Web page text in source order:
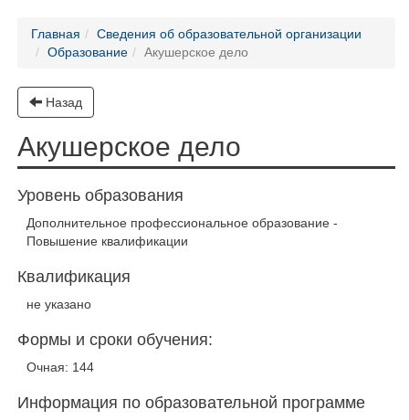
Главная
Сведения об образовательной организации
Образование
Акушерское дело
Назад
Акушерское дело
Уровень образования
Дополнительное профессиональное образование -
Повышение квалификации
Квалификация
не указано
Формы и сроки обучения:
Очная: 144
Информация по образовательной программе